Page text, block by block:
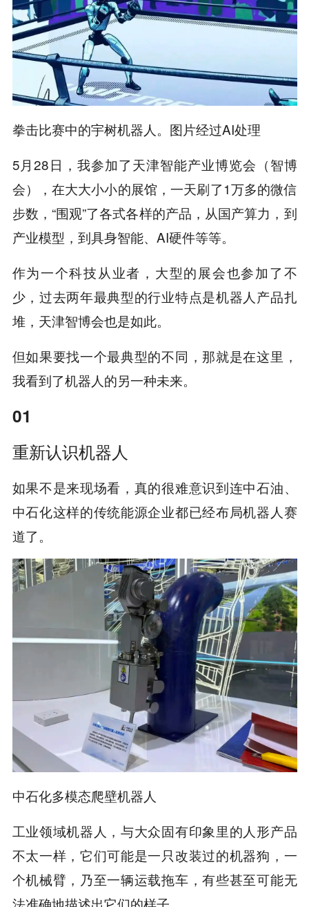
拳击比赛中的宇树机器人。图片经过AI处理
5月28日，我参加了天津智能产业博览会（智博
会），在大大小小的展馆，一天刷了1万多的微信
步数，“围观”了各式各样的产品，从国产算力，到
产业模型，到具身智能、AI硬件等等。
作为一个科技从业者，大型的展会也参加了不
少，过去两年最典型的行业特点是机器人产品扎
堆，天津智博会也是如此。
但如果要找一个最典型的不同，那就是在这里，
我看到了机器人的另一种未来。
01
重新认识机器人
如果不是来现场看，真的很难意识到连中石油、
中石化这样的传统能源企业都已经布局机器人赛
道了。
中石化多模态爬壁机器人
工业领域机器人，与大众固有印象里的人形产品
不太一样，它们可能是一只改装过的机器狗，一
个机械臂，乃至一辆运载拖车，有些甚至可能无